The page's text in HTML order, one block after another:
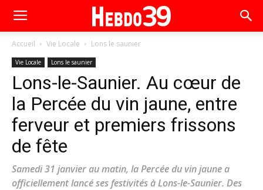
Accueil Vie Locale Lons le saunier
Vie Locale Lons le saunier
Lons-le-Saunier. Au cœur de
la Percée du vin jaune, entre
ferveur et premiers frissons
de fête
Samedi 31 janvier au matin, la Percée du vin jaune a
officiellement lancé ses festivités à Lons-le-Saunier. Des